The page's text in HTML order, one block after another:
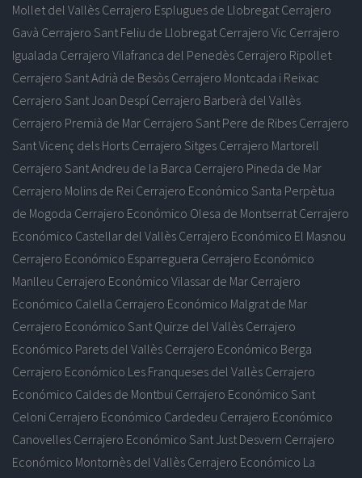
Mollet del Vallès Cerrajero Esplugues de Llobregat Cerrajero
Gavà Cerrajero Sant Feliu de Llobregat Cerrajero Vic Cerrajero
Igualada Cerrajero Vilafranca del Penedès Cerrajero Ripollet
Cerrajero Sant Adrià de Besòs Cerrajero Montcada i Reixac
Cerrajero Sant Joan Despí Cerrajero Barberà del Vallès
Cerrajero Premià de Mar Cerrajero Sant Pere de Ribes Cerrajero
Sant Vicenç dels Horts Cerrajero Sitges Cerrajero Martorell
Cerrajero Sant Andreu de la Barca Cerrajero Pineda de Mar
Cerrajero Molins de Rei Cerrajero Económico Santa Perpètua
de Mogoda Cerrajero Económico Olesa de Montserrat Cerrajero
Económico Castellar del Vallès Cerrajero Económico El Masnou
Cerrajero Económico Esparreguera Cerrajero Económico
Manlleu Cerrajero Económico Vilassar de Mar Cerrajero
Económico Calella Cerrajero Económico Malgrat de Mar
Cerrajero Económico Sant Quirze del Vallès Cerrajero
Económico Parets del Vallès Cerrajero Económico Berga
Cerrajero Económico Les Franqueses del Vallès Cerrajero
Económico Caldes de Montbui Cerrajero Económico Sant
Celoni Cerrajero Económico Cardedeu Cerrajero Económico
Canovelles Cerrajero Económico Sant Just Desvern Cerrajero
Económico Montornès del Vallès Cerrajero Económico La